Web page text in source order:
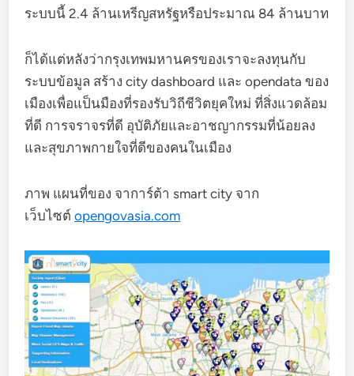
ระบบนี้ 2.4 ล้านเหรีญสหรัฐหรือประมาณ 84 ล้านบาท
ก็ได้แต่หลังว่ากรุงเทพมหานครของเราจะลงทุนกับ
ระบบข้อมูล สร้าง city dashboard และ opendata ของ
เมืองเพื่อแป็นมืองที่รองรับวิถีชีวิตยุคใหม่ ที่สิ่งแวดล้อม
ที่ดี การจราจรที่ดี อุบัติภัยและอาชญากรรมที่น้อยลง
และสุขภาพกายใจที่ดีของคนในเมือง
ภาพ แผนที่ของ จาการ์ต้า smart city จาก
เว็บไซต์opengovasia.com